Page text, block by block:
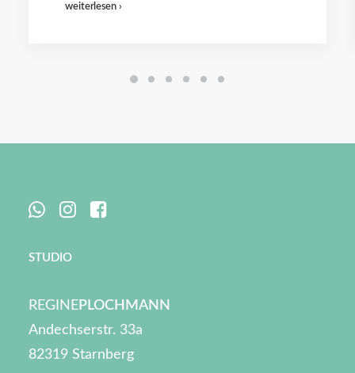
weiterlesen ›
STUDIO
REGINEPLOCHMANN
Andechserstr. 33a
82319 Starnberg